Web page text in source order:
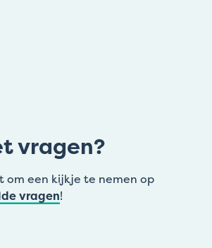
vragen?
om een kijkje te nemen op
vragen!